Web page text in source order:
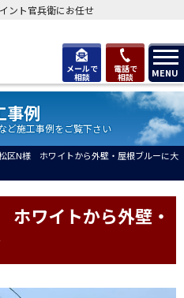
メールで
相談
電話で
相談 MENU
ント官兵衛にお任せ
事例
ど施工事例をご覧下さい
区N様 ホワイトから外壁・屋根ブルーに大
ワイトから外壁・